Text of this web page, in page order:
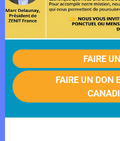
FAIRE
FAIRE UN DON